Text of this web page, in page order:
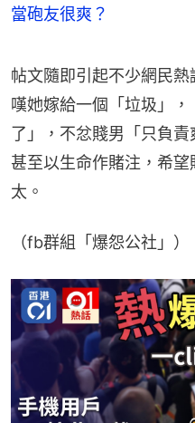
當砲友很爽？
帖文隨即引起不少網民
嘆她嫁給一個「垃圾」
了」，不忿賤男「只負責
甚至以生命作賭注，希
太。
（fb群組「爆怨公社」）